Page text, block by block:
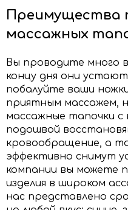
Преимущества
массажных
Вы проводите много
концу дня они
побалуйте ваши
приятным массажем,
массажные тапочки с
подошвой
кровообращение, а
эффективно снимут
компании вы можете
изделия в широком
нас представлено